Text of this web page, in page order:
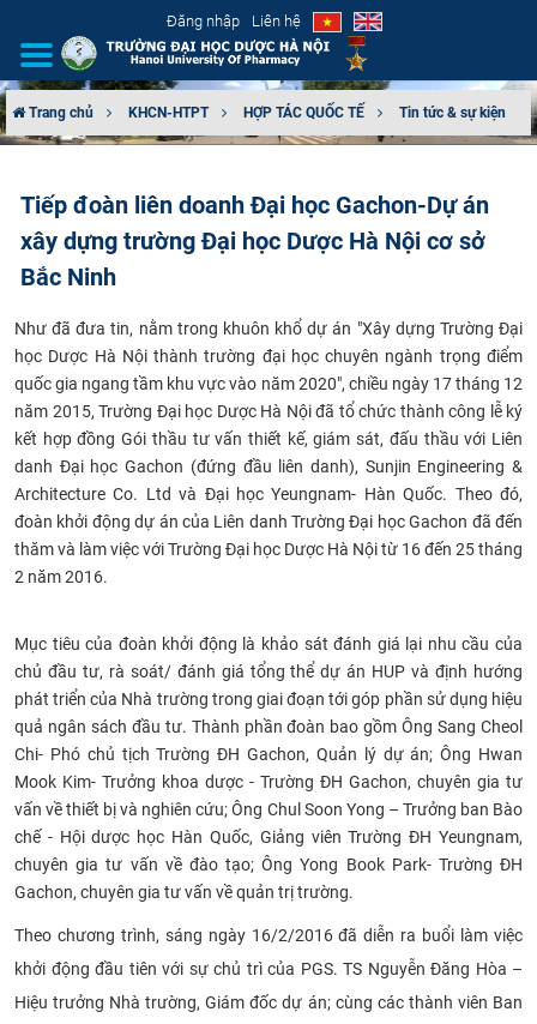
Đăng nhập Liên hệ
CƠ CẤU TỔ CHỨC
TUYỂN SINH
ĐÀO TẠO
ĐẢM BẢO CHẤT LƯỢNG
KHOA HỌC CÔNG NGHỆ
HTQT
CỰU NGƯỜI HỌC
Trang chủ KHCN-HTPT HỢP TÁC QUỐC TẾ Tin tức & sự kiện
Tiếp đoàn liên doanh Đại học Gachon-Dự án
xây dựng trường Đại học Dược Hà Nội cơ sở
Bắc Ninh
Như đã đưa tin, nằm trong khuôn khổ dự án "Xây dựng Trường Đại
học Dược Hà Nội thành trường đại học chuyên ngành trọng điểm
quốc gia ngang tầm khu vực vào năm 2020", chiều ngày 17 tháng 12
năm 2015, Trường Đại học Dược Hà Nội đã tổ chức thành công lễ ký
kết hợp đồng Gói thầu tư vấn thiết kế, giám sát, đấu thầu với Liên
danh Đại học Gachon (đứng đầu liên danh), Sunjin Engineering &
Architecture Co. Ltd và Đại học Yeungnam- Hàn Quốc. Theo đó,
đoàn khởi động dự án của Liên danh Trường Đại học Gachon đã đến
thăm và làm việc với Trường Đại học Dược Hà Nội từ 16 đến 25 tháng
2 năm 2016.
Mục tiêu của đoàn khởi động là khảo sát đánh giá lại nhu cầu của
chủ đầu tư, rà soát/ đánh giá tổng thể dự án HUP và định hướng
phát triển của Nhà trường trong giai đoạn tới góp phần sử dụng hiệu
quả ngân sách đầu tư. Thành phần đoàn bao gồm Ông Sang Cheol
Chi- Phó chủ tịch Trường ĐH Gachon, Quản lý dự án; Ông Hwan
Mook Kim- Trưởng khoa dược - Trường ĐH Gachon, chuyên gia tư
vấn về thiết bị và nghiên cứu; Ông Chul Soon Yong – Trưởng ban Bào
chế - Hội dược học Hàn Quốc, Giảng viên Trường ĐH Yeungnam,
chuyên gia tư vấn về đào tạo; Ông Yong Book Park- Trường ĐH
Gachon, chuyên gia tư vấn về quản trị trường.
Theo chương trình, sáng ngày 16/2/2016 đã diễn ra buổi làm việc
khởi động đầu tiên với sự chủ trì của PGS. TS Nguyễn Đăng Hòa –
Hiệu trưởng Nhà trường, Giám đốc dự án; cùng các thành viên Ban